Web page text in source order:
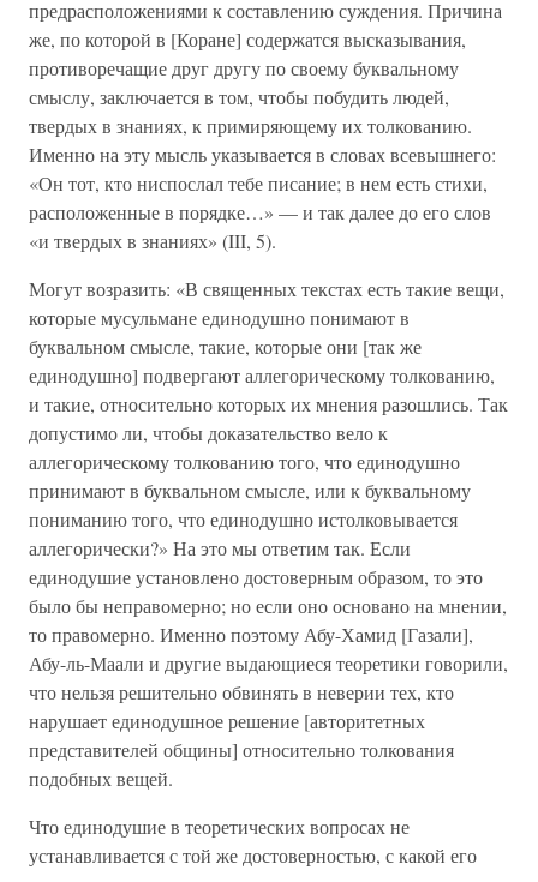
предрасположениями к составлению суждения. Причина
же, по которой в [Коране] содержатся высказывания,
противоречащие друг другу по своему буквальному
смыслу, заключается в том, чтобы побудить людей,
твердых в знаниях, к примиряющему их толкованию.
Именно на эту мысль указывается в словах всевышнего:
«Он тот, кто ниспослал тебе писание; в нем есть стихи,
расположенные в порядке…» — и так далее до его слов
«и твердых в знаниях» (III, 5).
Могут возразить: «В священных текстах есть такие вещи,
которые мусульмане единодушно понимают в
буквальном смысле, такие, которые они [так же
единодушно] подвергают аллегорическому толкованию,
и такие, относительно которых их мнения разошлись. Так
допустимо ли, чтобы доказательство вело к
аллегорическому толкованию того, что единодушно
принимают в буквальном смысле, или к буквальному
пониманию того, что единодушно истолковывается
аллегорически?» На это мы ответим так. Если
единодушие установлено достоверным образом, то это
было бы неправомерно; но если оно основано на мнении,
то правомерно. Именно поэтому Абу-Хамид [Газали],
Абу-ль-Маали и другие выдающиеся теоретики говорили,
что нельзя решительно обвинять в неверии тех, кто
нарушает единодушное решение [авторитетных
представителей общины] относительно толкования
подобных вещей.
Что единодушие в теоретических вопросах не
устанавливается с той же достоверностью, с какой его